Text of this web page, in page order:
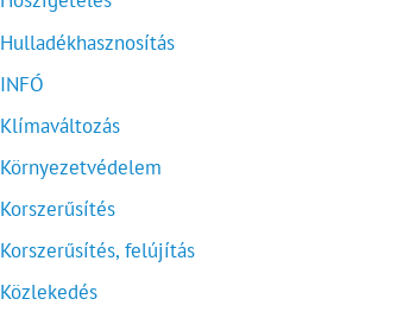
Hulladékhasznosítás
INFÓ
Klímaváltozás
Környezetvédelem
Korszerűsítés
Korszerűsítés, felújítás
Közlekedés